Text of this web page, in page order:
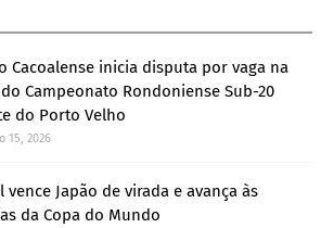
Cacoalense inicia disputa por vaga na
Campeonato Rondoniense Sub-20
do Porto Velho
15, 2026
vence Japão de virada e avança às
da Copa do Mundo